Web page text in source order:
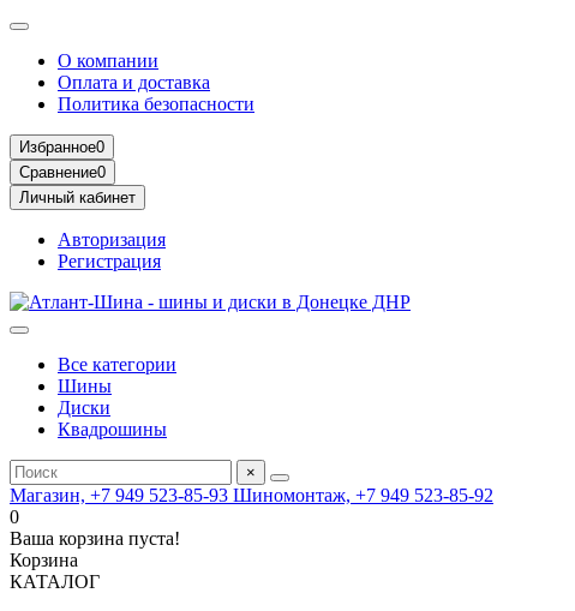
О компании
Оплата и доставка
Политика безопасности
Избранное0
Сравнение0
Личный кабинет
Авторизация
Регистрация
Все категории
Шины
Диски
Квадрошины
×
Магазин, +7 949 523-85-93 Шиномонтаж, +7 949 523-85-92
0
Ваша корзина пуста!
Корзина
КАТАЛОГ